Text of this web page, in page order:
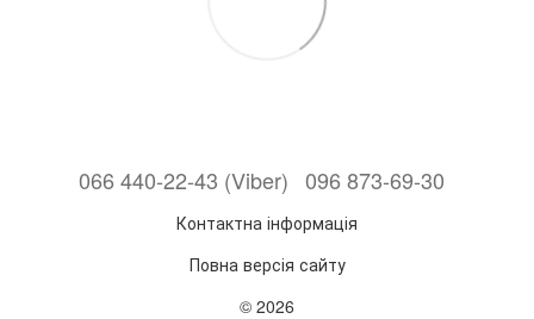
066 440-22-43 (Viber) 096 873-69-30
Контактна інформація
Повна версія сайту
© 2026